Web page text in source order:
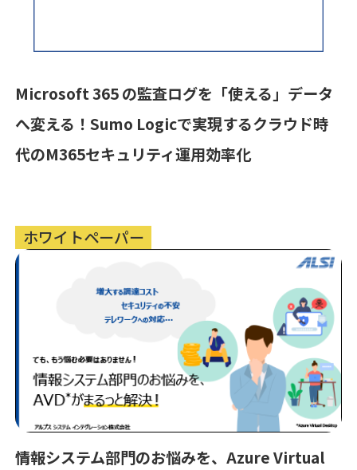
Microsoft 365 の監査ログを「使える」データ
へ変える！Sumo Logicで実現するクラウド時
代のM365セキュリティ運用効率化
ホワイトペーパー
情報システム部門のお悩みを、Azure Virtual